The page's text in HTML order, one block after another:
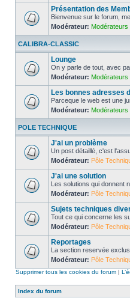
Présentation des
Bienvenue sur le forum,
Modérateur: Modérateurs
CALIBRA-CLASSIC
Lounge
On y parle de tout, avec
Modérateur: Modérateurs
Les bonnes adresses
Parceque le web est une
Modérateur: Modérateurs
POLE TECHNIQUE
J'ai un problème
Un post détaillé, c'est
Modérateur: Pôle
J'ai une solution
Les solutions qui donnent
Modérateur: Pôle
Sujets techniques
Tout ce qui concerne les
Modérateur: Pôle
Reportages
La section reservée
Modérateur: Pôle
Supprimer tous les cookies du forum |
Index du forum